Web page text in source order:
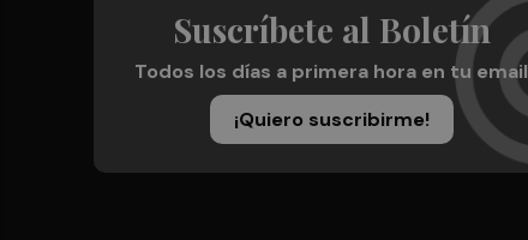
Suscríbete al Boletín
Todos los días a primera hora en tu email
¡Quiero suscribirme!